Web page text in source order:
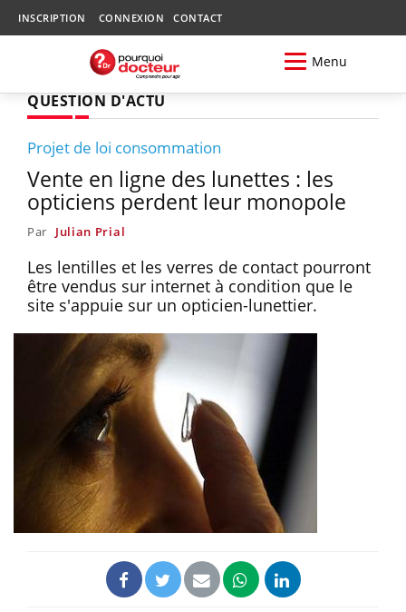
INSCRIPTION CONNEXION CONTACT
Menu
QUESTION D'ACTU
Projet de loi consommation
Vente en ligne des lunettes : les
opticiens perdent leur monopole
Par Julian Prial
Les lentilles et les verres de contact pourront
être vendus sur internet à condition que le
site s'appuie sur un opticien-lunettier.